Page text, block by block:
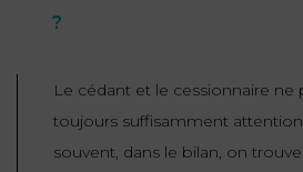
?
Le cédant et le cessionnaire ne
toujours suffisamment
souvent, dans le bilan, on